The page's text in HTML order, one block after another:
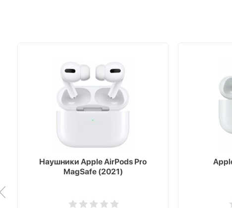
Наушники Apple AirPods Pro
MagSafe (2021)